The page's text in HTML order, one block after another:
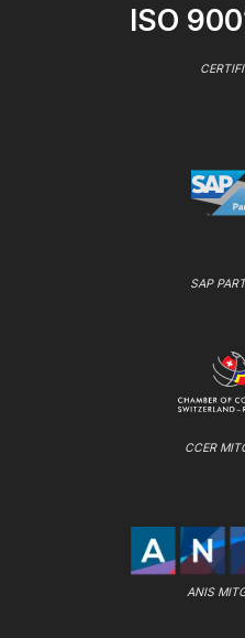
ISO
SAP
CCER
ANIS